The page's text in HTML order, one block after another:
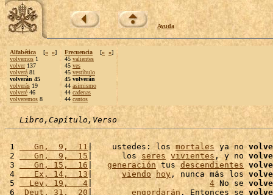
Ayuda
Alfabética [« »]
volvemos 1
volver137
volverá 81
volverán 45
volverás 19
volveré 46
volveremos 8
Frecuencia [« »]
45 valientes
45 ves
45 vestíbulo
45 volverán
44 asimismo
44 cadenas
44 cantos
Libro,Capítulo,Verso
1
   Gn,  9,  11
|    ustedes: los mortales ya no
2
   Gn,  9,  15
|      los seres vivientes , y no
3
   Gn, 15,  16
| generación tus descendientes
4
   Ex, 14,  13
| viendo hoy, nunca más los
5
  Lev, 19,   4
| 4 No se
6
Deut, 31,  20 | engordarán . Entonces se